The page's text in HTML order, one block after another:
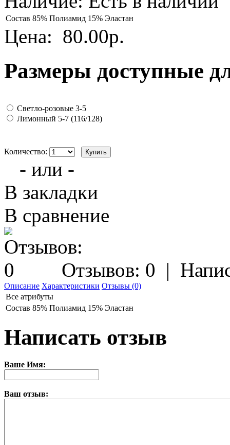
Состав 85% Полиамид 15% Эластан
Цена: 80.00р.
Размеры доступные
Светло-розовые 3-5
Лимонный 5-7 (116/128)
Количество:
- или -
В закладки
В сравнение
Отзывов: 0 |
Описание Характеристики Отзывы (0)
Все атрибуты
Состав 85% Полиамид 15% Эластан
Написать отзыв
Ваше Имя:
Ваш отзыв: